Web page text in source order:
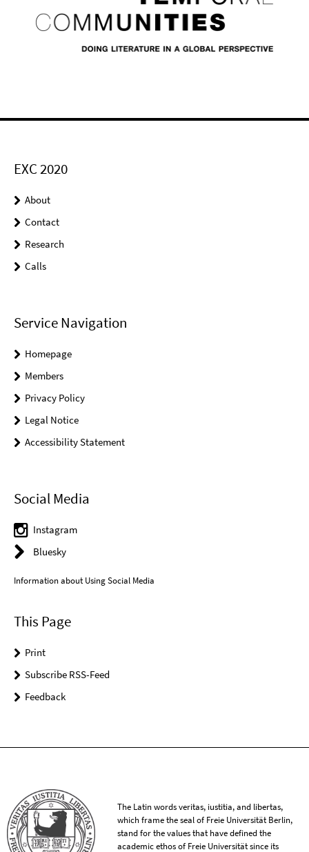
EXC 2020
About
Contact
Research
Calls
Service Navigation
Homepage
Members
Privacy Policy
Legal Notice
Accessibility Statement
Social Media
Instagram
Bluesky
Information about Using Social Media
This Page
Print
Subscribe RSS-Feed
Feedback
The Latin words veritas, iustitia, and libertas,
which frame the seal of Freie Universität Berlin,
stand for the values that have defined the
academic ethos of Freie Universität since its